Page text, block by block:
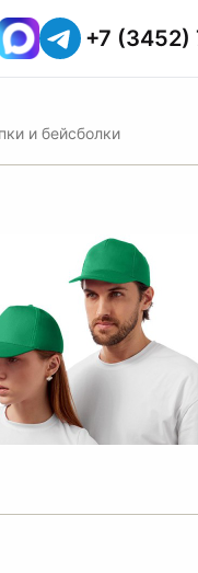
+7
и бейсболки